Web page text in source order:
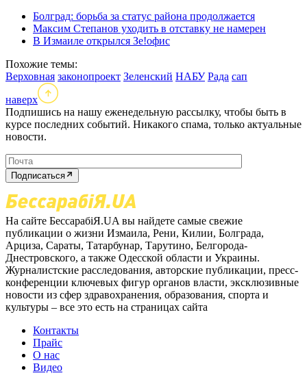
Болград: борьба за статус района продолжается
Максим Степанов уходить в отставку не намерен
В Измаиле открылся Зе!офис
Похожие темы:
Верховная законопроект Зеленский НАБУ Рада сап
наверх
Подпишись на нашу еженедельную рассылку, чтобы быть в
курсе последних событий. Никакого спама, только актуальные
новости.
Подписаться
На сайте БессарабіЯ.UA вы найдете самые свежие
публикации о жизни Измаила, Рени, Килии, Болграда,
Арциза, Сараты, Татарбунар, Тарутино, Белгорода-
Днестровского, а также Одесской области и Украины.
Журналистские расследования, авторские публикации, пресс-
конференции ключевых фигур органов власти, эксклюзивные
новости из сфер здравохранения, образования, спорта и
культуры – все это есть на страницах сайта
Контакты
Прайс
О нас
Видео